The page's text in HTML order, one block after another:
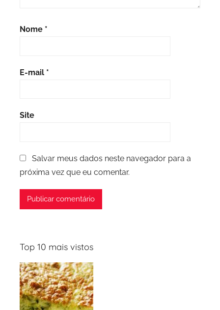
Nome *
E-mail *
Site
Salvar meus dados neste navegador para a
próxima vez que eu comentar.
Top 10 mais vistos